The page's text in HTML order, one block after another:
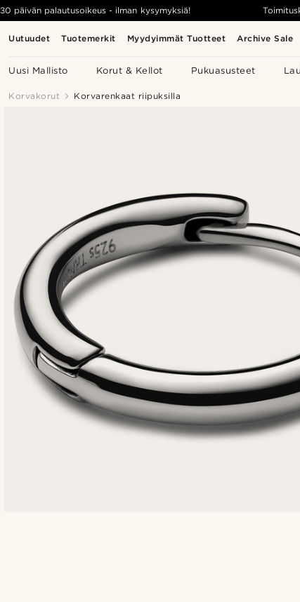
Uutuudet Tuotemerkit Myydyimmät Tuotteet Archive Sale
Uusi Mallisto Korut & Kellot Pukuasusteet
30 päivän palautusoikeus - ilman kysymyksiä!
Korvakorut Korvarenkaat riipuksilla